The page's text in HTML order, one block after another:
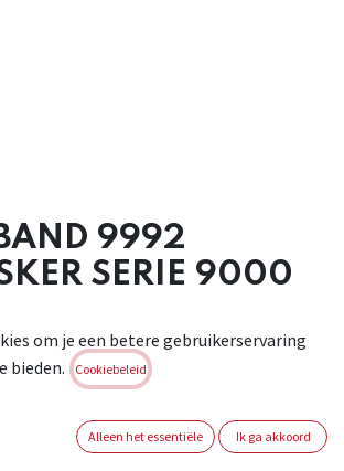
9992
SERIE 9000
volmasker serie 9000.
om verder te
om je een betere gebruikerservaring
bieden.
Cookiebeleid
Alleen het essentiële Ik ga akkoord